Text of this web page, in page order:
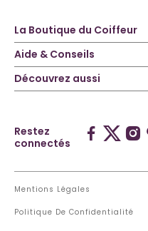
La Boutique du Coiffeur
Aide & Conseils
Découvrez aussi
Restez
connectés
Mentions Légales
Politique De Confidentialité